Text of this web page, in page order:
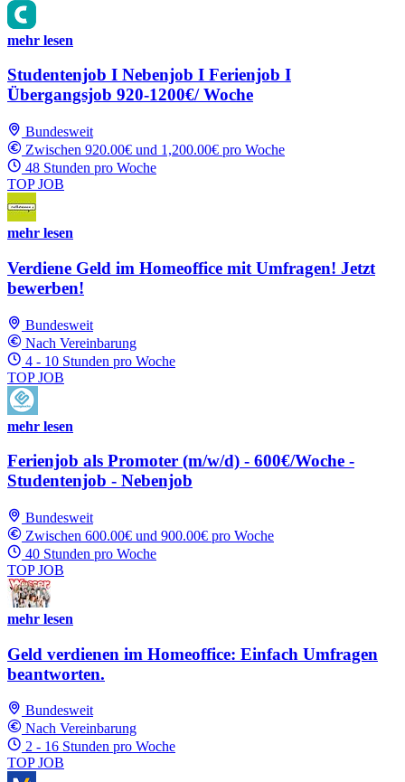
mehr lesen
Studentenjob I Nebenjob I Ferienjob I
Übergangsjob 920-1200€/ Woche
Bundesweit
Zwischen 920.00€ und 1,200.00€ pro Woche
48 Stunden pro Woche
TOP JOB
mehr lesen
Verdiene Geld im Homeoffice mit Umfragen! Jetzt
bewerben!
Bundesweit
Nach Vereinbarung
4 - 10 Stunden pro Woche
TOP JOB
mehr lesen
Ferienjob als Promoter (m/w/d) - 600€/Woche -
Studentenjob - Nebenjob
Bundesweit
Zwischen 600.00€ und 900.00€ pro Woche
40 Stunden pro Woche
TOP JOB
mehr lesen
Geld verdienen im Homeoffice: Einfach Umfragen
beantworten.
Bundesweit
Nach Vereinbarung
2 - 16 Stunden pro Woche
TOP JOB